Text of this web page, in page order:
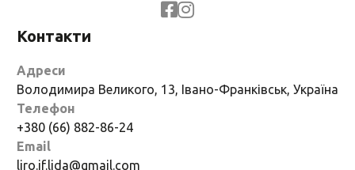
Контакти
Адреси
Володимира Великого, 13, Івано-Франківськ, Україна
Телефон
+380 (66) 882-86-24
Email
liro.if.lida@gmail.com